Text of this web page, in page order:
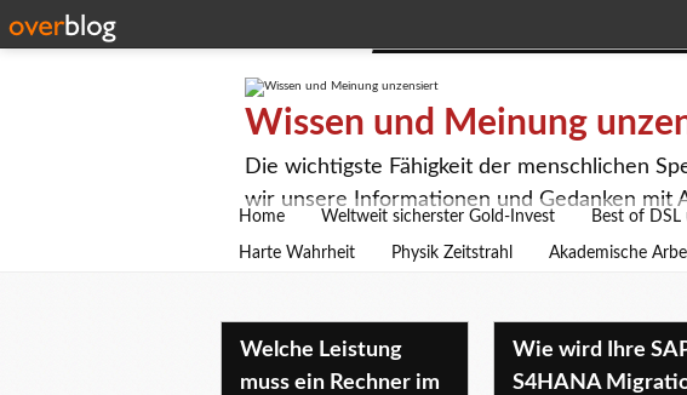
Wissen und Meinung
Die wichtigste Fähigkeit der menschlichen
wir unsere Informationen und Gedanken mit
Home Weltweit sicherster Gold-Invest Best of
Harte Wahrheit Physik Zeitstrahl Akademische
Welche Leistung
muss ein Rechner im
Wie wird Ihre
S4HANA